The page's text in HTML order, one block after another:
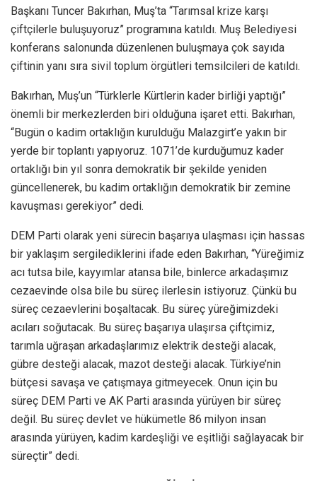
Başkanı Tuncer Bakırhan, Muş’ta “Tarımsal krize karşı
çiftçilerle buluşuyoruz” programına katıldı. Muş Belediyesi
konferans salonunda düzenlenen buluşmaya çok sayıda
çiftinin yanı sıra sivil toplum örgütleri temsilcileri de katıldı.
Bakırhan, Muş’un “Türklerle Kürtlerin kader birliği yaptığı”
önemli bir merkezlerden biri olduğuna işaret etti. Bakırhan,
“Bugün o kadim ortaklığın kurulduğu Malazgirt’e yakın bir
yerde bir toplantı yapıyoruz. 1071’de kurduğumuz kader
ortaklığı bin yıl sonra demokratik bir şekilde yeniden
güncellenerek, bu kadim ortaklığın demokratik bir zemine
kavuşması gerekiyor” dedi.
DEM Parti olarak yeni sürecin başarıya ulaşması için hassas
bir yaklaşım sergilediklerini ifade eden Bakırhan, “Yüreğimiz
acı tutsa bile, kayyımlar atansa bile, binlerce arkadaşımız
cezaevinde olsa bile bu süreç ilerlesin istiyoruz. Çünkü bu
süreç cezaevlerini boşaltacak. Bu süreç yüreğimizdeki
acıları soğutacak. Bu süreç başarıya ulaşırsa çiftçimiz,
tarımla uğraşan arkadaşlarımız elektrik desteği alacak,
gübre desteği alacak, mazot desteği alacak. Türkiye’nin
bütçesi savaşa ve çatışmaya gitmeyecek. Onun için bu
süreç DEM Parti ve AK Parti arasında yürüyen bir süreç
değil. Bu süreç devlet ve hükümetle 86 milyon insan
arasında yürüyen, kadim kardeşliği ve eşitliği sağlayacak bir
süreçtir” dedi.